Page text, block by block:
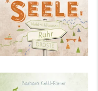
Barbara Kettl-Römer